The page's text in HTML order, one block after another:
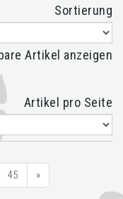
Sortierung
Artikel anzeigen
Artikel pro Seite
45 »